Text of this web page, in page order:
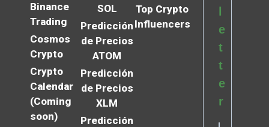
Binance
Trading
Cosmos
Crypto
Crypto
Calendar
(Coming
soon)
SOL
Predicción
de Precios
ATOM
Predicción
de Precios
XLM
Predicción
Top Crypto
Influencers
l
e
t
t
e
r